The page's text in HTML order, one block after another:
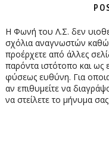
Η Φωνή του Λ.Σ. δεν
σχόλια αναγνωστών
προέρχετε από άλλες
παρόντα ιστότοπο και ως
φύσεως ευθύνη. Για
αν επιθυμείτε να
να στείλετε το μήνυμα